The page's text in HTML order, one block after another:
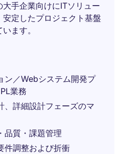
手企業向けにITソリュー
定したプロジェクト基盤
ます。
ン／Webシステム開発プ
業務
、詳細設計フェーズのマ
品質・課題管理
件調整および折衝